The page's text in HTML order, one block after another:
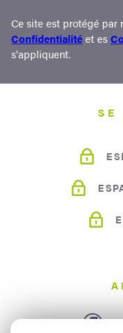
Ce site est protégé par
Confidentialitéet es
s'appliquent.
SE